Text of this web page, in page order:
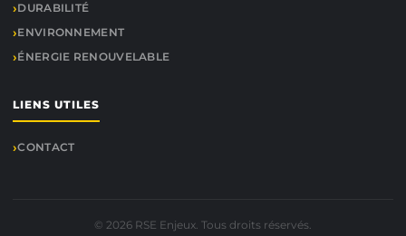
DURABILITÉ
ENVIRONNEMENT
ÉNERGIE RENOUVELABLE
LIENS UTILES
CONTACT
© 2026 RSE Enjeux. Tous droits réservés.